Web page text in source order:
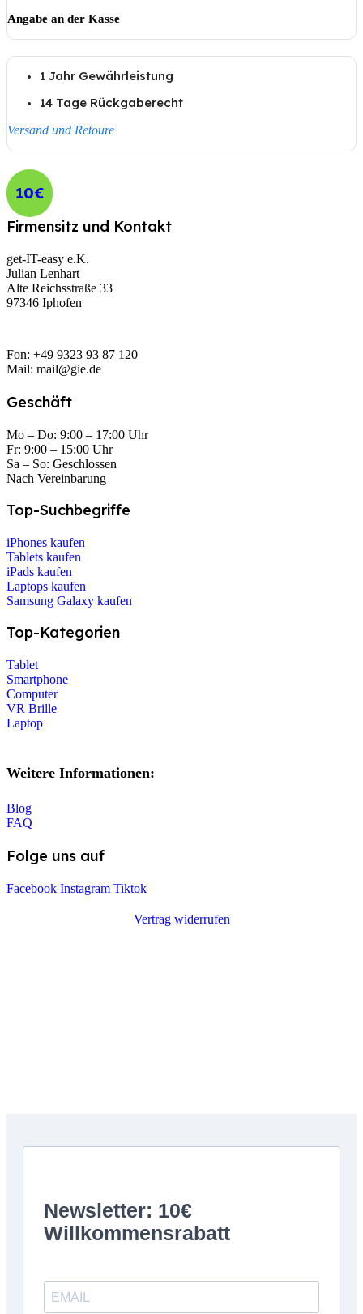
Angabe an der Kasse
1 Jahr Gewährleistung
14 Tage Rückgaberecht
Versand und Retoure
10€
Firmensitz und Kontakt
get-IT-easy e.K.
Julian Lenhart
Alte Reichsstraße 33
97346 Iphofen
Fon: +49 9323 93 87 120
Mail: mail@gie.de
Geschäft
Mo – Do: 9:00 – 17:00 Uhr
Fr: 9:00 – 15:00 Uhr
Sa – So: Geschlossen
Nach Vereinbarung
Top-Suchbegriffe
iPhones kaufen
Tablets kaufen
iPads kaufen
Laptops kaufen
Samsung Galaxy kaufen
Top-Kategorien
Tablet
Smartphone
Computer
VR Brille
Laptop
Weitere Informationen:
Blog
FAQ
Folge uns auf
Facebook Instagram Tiktok
Vertrag widerrufen